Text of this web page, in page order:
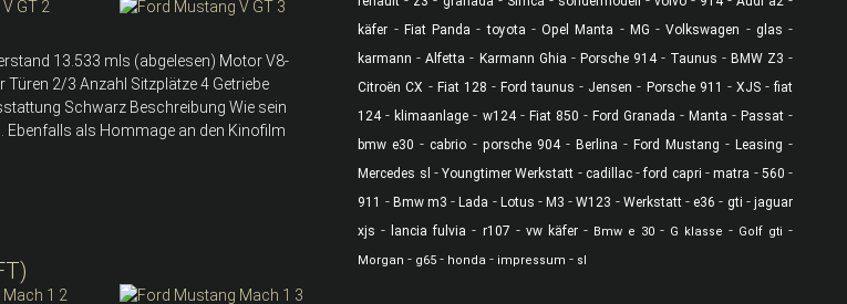
13.533 mls (abgelesen) Motor V8-
2/3 Anzahl Sitzplätze 4 Getriebe
Schwarz Beschreibung Wie sein
als Hommage an den Kinofilm
käfer - Fiat Panda -toyota -Opel Manta - MG -Volkswagen - glas -
karmann -Alfetta - Karmann Ghia - Porsche 914- Taunus - BMW Z3 -
Citroën CX - Fiat 128 - Ford taunus - Jensen - Porsche 911 - XJS-fiat
124-klimaanlage - w124- Fiat 850 - Ford Granada - Manta - Passat-
bmw e30 -cabrio - porsche 904- Berlina - Ford Mustang - Leasing -
Mercedes sl -Youngtimer Werkstatt - cadillac-ford capri -matra - 560 -
911 - Bmw m3 -Lada - Lotus -M3 -W123 - Werkstatt-e36 - gti -jaguar
xjs - lancia fulvia - r107 - vw käfer- Bmw e 30- G klasse - Golf gti -
Morgan - g65 - honda - impressum - sl